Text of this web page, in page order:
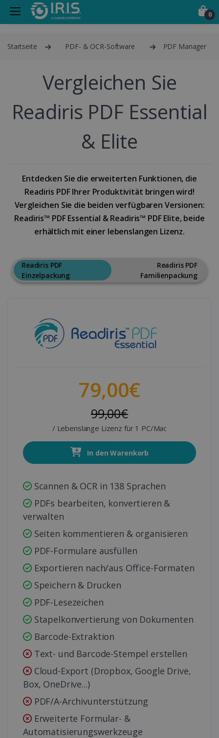
0
Startseite PDF- & OCR-Software PDF Manager
Vergleichen Sie
Readiris PDF Essential
& Elite
Entdecken Sie die erweiterten Funktionen, die
Readiris PDF Ihrer Produktivität bringen wird!
Vergleichen Sie die beiden verfügbaren Versionen:
Readiris™ PDF Essential & Readiris™ PDF Elite, beide
erhältlich mit einer lebenslangen Lizenz.
Readiris PDF
Einzelpackung
Readiris PDF
Familienpackung
79,00€
99,00€
/ Lebenslange Lizenz für 1 PC/Mac
In den Warenkorb
Scannen & OCR in 138 Sprachen
PDFs bearbeiten, konvertieren &
verwalten
Seiten kommentieren & organisieren
PDF-Formulare ausfüllen
Exportieren nach/aus Office-Formaten
Speichern & Drucken
PDF-Lesezeichen
Stapelkonvertierung von Dokumenten
Barcode-Extraktion
Text- und Barcode-Stempel erstellen
Cloud-Export (Dropbox, Google Drive,
Box, OneDrive...)
PDF/A-Archivunterstützung
Erweiterte Formular- &
Automatisierungswerkzeuge